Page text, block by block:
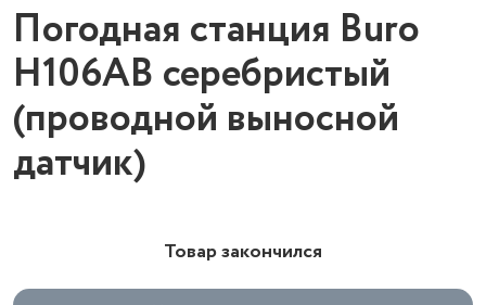
Погодная станция Buro
H106AB серебристый
(проводной выносной
датчик)
Товар закончился